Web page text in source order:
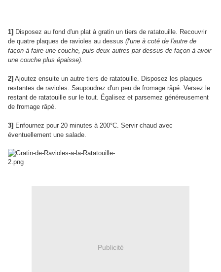
1] Disposez au fond d'un plat à gratin un tiers de ratatouille. Recouvrir
de quatre plaques de ravioles au dessus (l'une à coté de l'autre de
façon à faire une couche, puis deux autres par dessus de façon à avoir
une couche plus épaisse).
2] Ajoutez ensuite un autre tiers de ratatouille. Disposez les plaques
restantes de ravioles. Saupoudrez d'un peu de fromage râpé. Versez le
restant de ratatouille sur le tout. Égalisez et parsemez généreusement
de fromage râpé.
3] Enfournez pour 20 minutes à 200°C. Servir chaud avec
éventuellement une salade.
Publicité